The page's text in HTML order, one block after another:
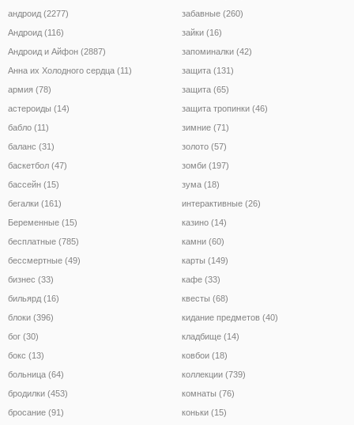
андроид (2277)
Андроид (116)
Андроид и Айфон (2887)
Анна их Холодного сердца (11)
армия (78)
астероиды (14)
бабло (11)
баланс (31)
баскетбол (47)
бассейн (15)
бегалки (161)
Беременные (15)
бесплатные (785)
бессмертные (49)
бизнес (33)
бильярд (16)
блоки (396)
бог (30)
бокс (13)
больница (64)
бродилки (453)
бросание (91)
забавные (260)
зайки (16)
запоминалки (42)
защита (131)
защита (65)
защита тропинки (46)
зимние (71)
золото (57)
зомби (197)
зума (18)
интерактивные (26)
казино (14)
камни (60)
карты (149)
кафе (33)
квесты (68)
кидание предметов (40)
кладбище (14)
ковбои (18)
коллекции (739)
комнаты (76)
коньки (15)